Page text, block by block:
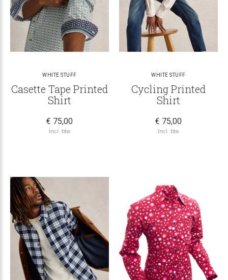
WHITE STUFF
Casette Tape Printed
Shirt
€ 75,00
Incl. btw
WHITE STUFF
Cycling Printed
Shirt
€ 75,00
Incl. btw